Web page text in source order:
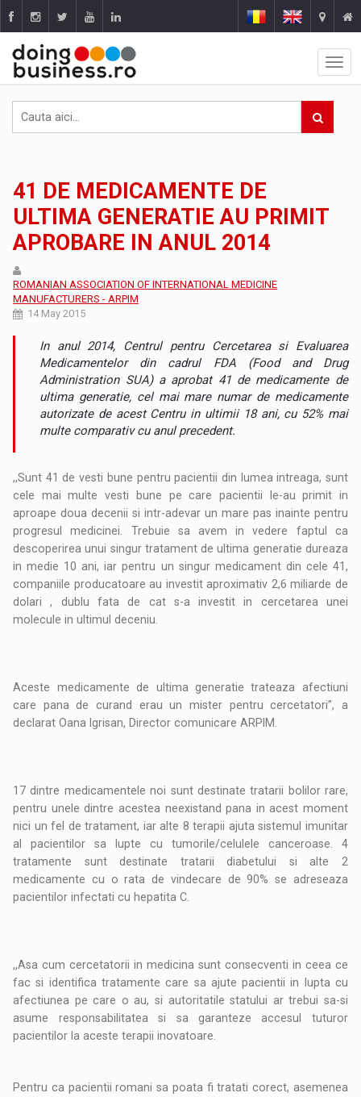
41 DE MEDICAMENTE DE
ULTIMA GENERATIE AU PRIMIT
APROBARE IN ANUL 2014
ROMANIAN ASSOCIATION OF INTERNATIONAL MEDICINE
MANUFACTURERS - ARPIM
14 May 2015
In anul 2014, Centrul pentru Cercetarea si Evaluarea
Medicamentelor din cadrul FDA (Food and Drug
Administration SUA) a aprobat 41 de medicamente de
ultima generatie, cel mai mare numar de medicamente
autorizate de acest Centru in ultimii 18 ani, cu 52% mai
multe comparativ cu anul precedent.
,,Sunt 41 de vesti bune pentru pacientii din lumea intreaga, sunt
cele mai multe vesti bune pe care pacientii le-au primit in
aproape doua decenii si intr-adevar un mare pas inainte pentru
progresul medicinei. Trebuie sa avem in vedere faptul ca
descoperirea unui singur tratament de ultima generatie dureaza
in medie 10 ani, iar pentru un singur medicament din cele 41,
companiile producatoare au investit aproximativ 2,6 miliarde de
dolari , dublu fata de cat s-a investit in cercetarea unei
molecule in ultimul deceniu.
Aceste medicamente de ultima generatie trateaza afectiuni
care pana de curand erau un mister pentru cercetatori”, a
declarat Oana Igrisan, Director comunicare ARPIM.
17 dintre medicamentele noi sunt destinate tratarii bolilor rare,
pentru unele dintre acestea neexistand pana in acest moment
nici un fel de tratament, iar alte 8 terapii ajuta sistemul imunitar
al pacientilor sa lupte cu tumorile/celulele canceroase. 4
tratamente sunt destinate tratarii diabetului si alte 2
medicamente cu o rata de vindecare de 90% se adreseaza
pacientilor infectati cu hepatita C.
,,Asa cum cercetatorii in medicina sunt consecventi in ceea ce
fac si identifica tratamente care sa ajute pacientii in lupta cu
afectiunea pe care o au, si autoritatile statului ar trebui sa-si
asume responsabilitatea si sa garanteze accesul tuturor
pacientilor la aceste terapii inovatoare.
Pentru ca pacientii romani sa poata fi tratati corect, asemenea